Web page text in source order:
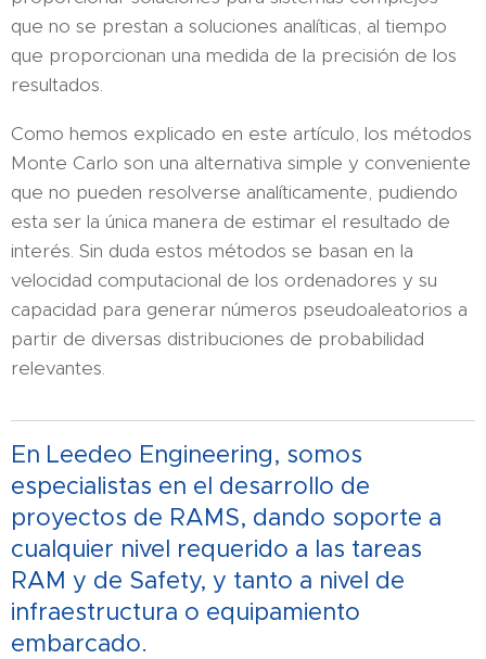
que no se prestan a soluciones analíticas, al tiempo
que proporcionan una medida de la precisión de los
resultados.
Como hemos explicado en este artículo, los métodos
Monte Carlo son una alternativa simple y conveniente
que no pueden resolverse analíticamente, pudiendo
esta ser la única manera de estimar el resultado de
interés. Sin duda estos métodos se basan en la
velocidad computacional de los ordenadores y su
capacidad para generar números pseudoaleatorios a
partir de diversas distribuciones de probabilidad
relevantes.
En Leedeo Engineering, somos
especialistas en el desarrollo de
proyectos de RAMS, dando soporte a
cualquier nivel requerido a las tareas
RAM y de Safety, y tanto a nivel de
infraestructura o equipamiento
embarcado.